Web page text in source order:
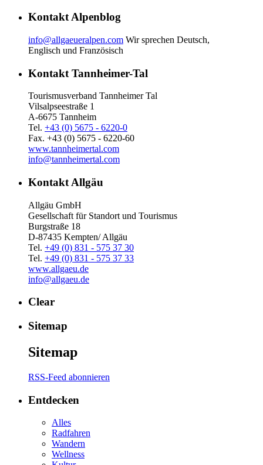
Kontakt Alpenblog
info@allgaeueralpen.com Wir sprechen Deutsch,
Englisch und Französisch
Kontakt Tannheimer-Tal
Tourismusverband Tannheimer Tal
Vilsalpseestraße 1
A-6675 Tannheim
Tel. +43 (0) 5675 - 6220-0
Fax. +43 (0) 5675 - 6220-60
www.tannheimertal.com
info@tannheimertal.com
Kontakt Allgäu
Allgäu GmbH
Gesellschaft für Standort und Tourismus
Burgstraße 18
D-87435 Kempten/ Allgäu
Tel. +49 (0) 831 - 575 37 30
Tel. +49 (0) 831 - 575 37 33
www.allgaeu.de
info@allgaeu.de
Clear
Sitemap
Sitemap
RSS-Feed abonnieren
Entdecken
Alles
Radfahren
Wandern
Wellness